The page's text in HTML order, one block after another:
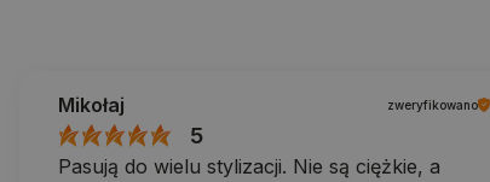
Mikołaj zweryfikowano
5
Pasują do wielu stylizacji. Nie są ciężkie, a